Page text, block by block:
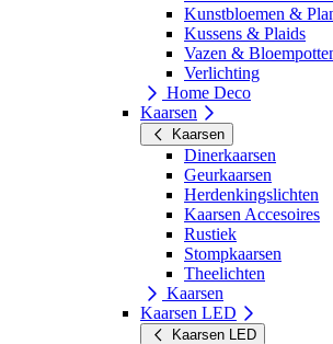
Kunstbloemen &
Kussens & Plaids
Vazen &
Verlichting
Home Deco
Kaarsen
Kaarsen
Dinerkaarsen
Geurkaarsen
Herdenkingslichten
Kaarsen Accesoires
Rustiek
Stompkaarsen
Theelichten
Kaarsen
Kaarsen LED
Kaarsen LED